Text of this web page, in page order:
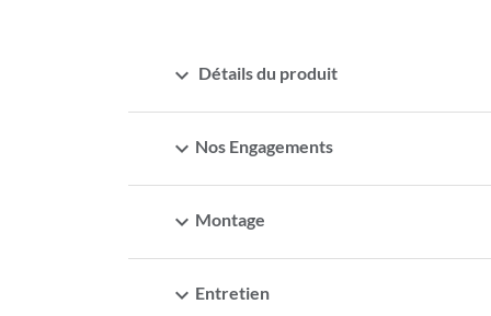
expand_more Détails du produit
expand_more Nos Engagements
expand_more Montage
expand_more Entretien